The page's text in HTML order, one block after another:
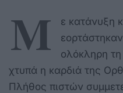
Μ
ε κατάνυξη
ολόκληρη
χτυπά η καρδιά της
Πλήθος πιστών